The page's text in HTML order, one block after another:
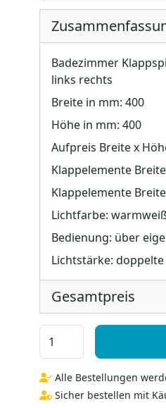
Badezimmer
links rechts
Breite in mm: 400
Höhe in mm: 400
Aufpreis Breite x
Klappelemente
Klappelemente
Lichtfarbe:
Bedienung: über
Lichtstärke:
Gesamtpreis
Badezimmer
Alle Bestellungen
Sicher bestellen mit